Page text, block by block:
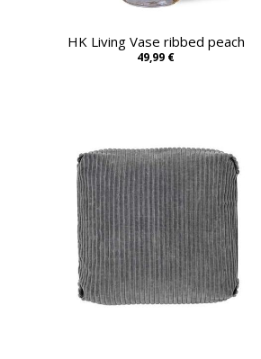
HK Living Vase ribbed peach
49,99 €